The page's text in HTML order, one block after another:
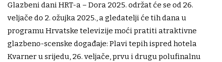
Glazbeni dani HRT-a – Dora 2025. održat će se od 26.
veljače do 2. ožujka 2025., a gledatelji će tih dana u
programu Hrvatske televizije moći pratiti atraktivne
glazbeno-scenske događaje: Plavi tepih ispred hotela
Kvarner u srijedu, 26. veljače, prvu i drugu polufinalnu